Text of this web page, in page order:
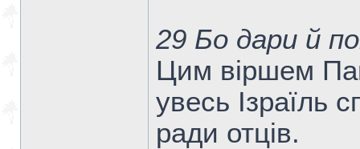
29 Бо дари й
Цим віршем
увесь Ізраїль
ради отців.